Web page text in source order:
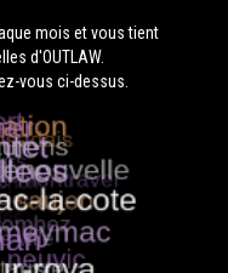
mois et vous tient
d'OUTLAW.
vous ci-dessus.